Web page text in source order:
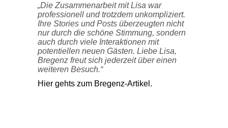
„Die Zusammenarbeit mit Lisa war
professionell und trotzdem unkompliziert.
Ihre Stories und Posts überzeugten nicht
nur durch die schöne Stimmung, sondern
auch durch viele Interaktionen mit
potentiellen neuen Gästen. Liebe Lisa,
Bregenz freut sich jederzeit über einen
weiteren Besuch.“
Hier gehts zum Bregenz-Artikel.